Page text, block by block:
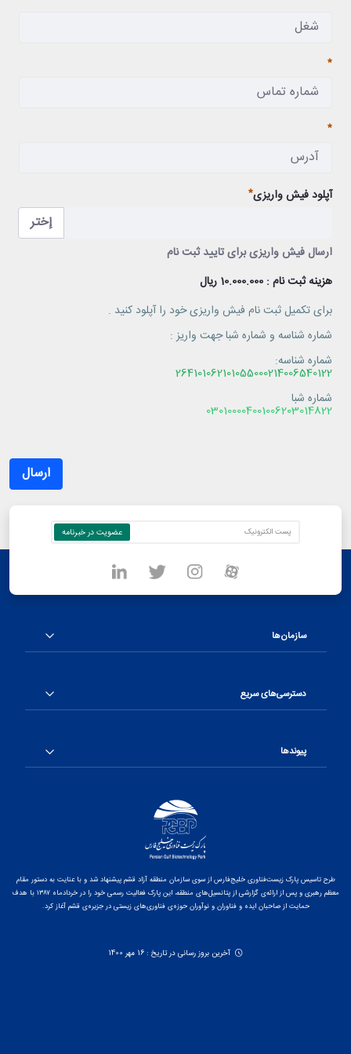
آپلود فیش واریزی
إختر
ارسال فیش واریزی برای تایید ثبت نام
مطلوب
هزینه ثبت نام : 10.000.000 ریال
برای تکمیل ثبت نام فیش واریزی خود را آپلود کنید .
شماره شناسه و شماره شبا جهت واریز :
شماره شناسه:
264101062101055000214006540122
شماره شبا
030100004001006203014822
ارسال
سازمان‌ها
دسترسی‌های سریع
پیوندها
طرح تاسیس پارک زیست‌فناوری خلیج‌فارس از سوی سازمان منطقه آزاد قشم پیشنهاد شد و با عنایت به دستور مقام
معظم رهبری و پس از ارائه‌ی گزارشی از پتانسیل‌های منطقه، این پارک فعالیت رسمی خود را در خردادماه ۱۳۸۷ با هدف
حمایت از صاحبان ایده و فناوران و نوآوران حوزه‌ی فناوری‌های زیستی در جزیره‌ی قشم آغاز کرد.
آخرین بروز رسانی در تاریخ : 16 مهر 1400